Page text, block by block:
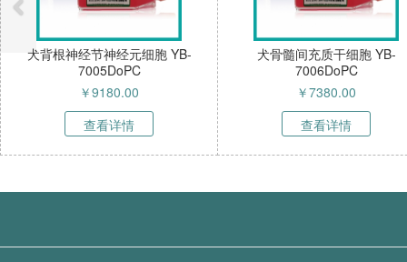
犬骨髓间充质干细胞 YB-
7006DoPC
￥7380.00
查看详情
犬雪旺细胞 YB-
￥13770.00
查看详情